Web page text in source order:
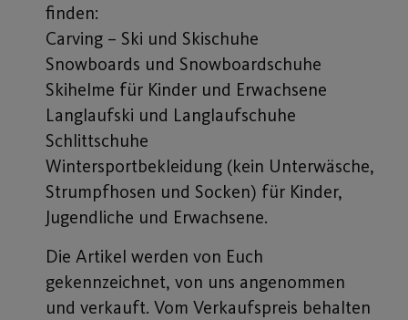
finden:
Carving – Ski und Skischuhe
Snowboards und Snowboardschuhe
Skihelme für Kinder und Erwachsene
Langlaufski und Langlaufschuhe
Schlittschuhe
Wintersportbekleidung (kein Unterwäsche,
Strumpfhosen und Socken) für Kinder,
Jugendliche und Erwachsene.
Die Artikel werden von Euch
gekennzeichnet, von uns angenommen
und ver­kauft. Vom Verkaufspreis behalten